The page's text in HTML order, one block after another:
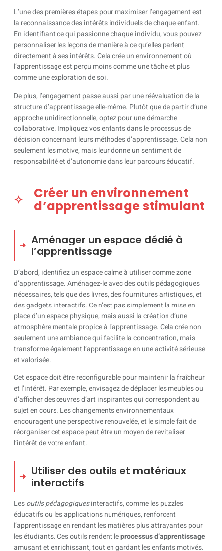
L’une des premières étapes pour maximiser l’engagement est
la reconnaissance des intérêts individuels de chaque enfant.
En identifiant ce qui passionne chaque individu, vous pouvez
personnaliser les leçons de manière à ce qu’elles parlent
directement à ses intérêts. Cela crée un environnement où
l’apprentissage est perçu moins comme une tâche et plus
comme une exploration de soi.
De plus, l’engagement passe aussi par une réévaluation de la
structure d’apprentissage elle-même. Plutôt que de partir d’une
approche unidirectionnelle, optez pour une démarche
collaborative. Impliquez vos enfants dans le processus de
décision concernant leurs méthodes d’apprentissage. Cela non
seulement les motive, mais leur donne un sentiment de
responsabilité et d’autonomie dans leur parcours éducatif.
Créer un environnement
d’apprentissage stimulant
Aménager un espace dédié à
l’apprentissage
D’abord, identifiez un espace calme à utiliser comme zone
d’apprentissage. Aménagez-le avec des outils pédagogiques
nécessaires, tels que des livres, des fournitures artistiques, et
des gadgets interactifs. Ce n’est pas simplement la mise en
place d’un espace physique, mais aussi la création d’une
atmosphère mentale propice à l’apprentissage. Cela crée non
seulement une ambiance qui facilite la concentration, mais
transforme également l’apprentissage en une activité sérieuse
et valorisée.
Cet espace doit être reconfigurable pour maintenir la fraîcheur
et l’intérêt. Par exemple, envisagez de déplacer les meubles ou
d’afficher des œuvres d’art inspirantes qui correspondent au
sujet en cours. Les changements environnementaux
encouragent une perspective renouvelée, et le simple fait de
réorganiser cet espace peut être un moyen de revitaliser
l’intérêt de votre enfant.
Utiliser des outils et matériaux
interactifs
Lesoutils pédagogiquesinteractifs, comme les puzzles
éducatifs ou les applications numériques, renforcent
l’apprentissage en rendant les matières plus attrayantes pour
les étudiants. Ces outils rendent leprocessus d’apprentissage
amusant et enrichissant, tout en gardant les enfants motivés.